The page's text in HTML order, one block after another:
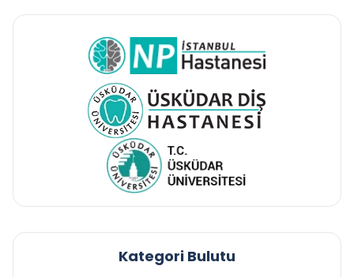
Kategori Bulutu